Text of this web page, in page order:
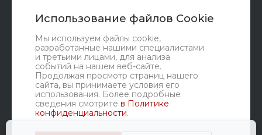
Использование файлов Cookie
Мы используем файлы cookie,
разработанные нашими специалистами
и третьими лицами, для анализа
событий на нашем веб-сайте.
Продолжая просмотр страниц нашего
сайта, вы принимаете условия его
использования. Более подробные
сведения смотрите в Политике
конфиденциальности.
Мы в соц. сетях